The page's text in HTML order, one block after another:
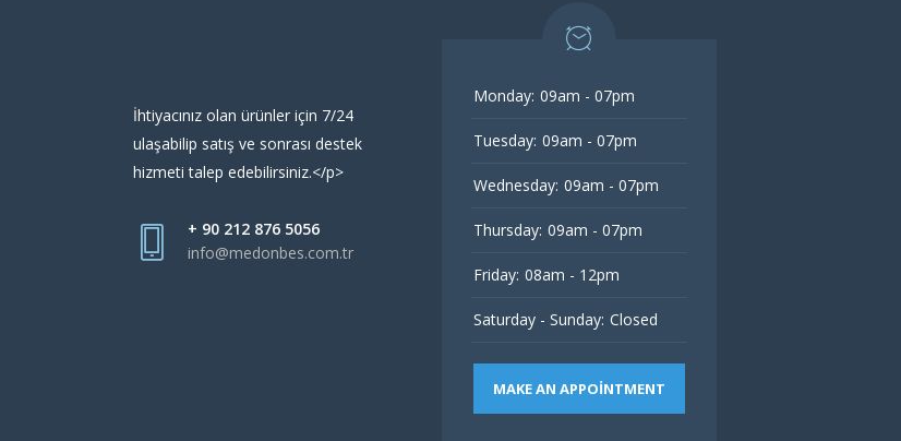
İhtiyacınız olan ürünler için 7/24
ulaşabilip satış ve sonrası destek
hizmeti talep edebilirsiniz.</p>
+ 90 212 876 5056
info@medonbes.com.tr
Monday: 09am - 07pm
Tuesday: 09am - 07pm
Wednesday: 09am - 07pm
Thursday: 09am - 07pm
Friday: 08am - 12pm
Saturday - Sunday: Closed
MAKE AN APPOINTMENT